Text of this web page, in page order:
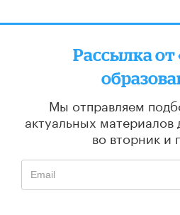
Рассылка от
Мы отправляем
актуальных материалов
во вторник и